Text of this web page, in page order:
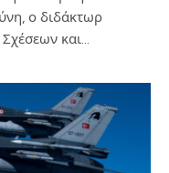
ο διδάκτωρ
και…